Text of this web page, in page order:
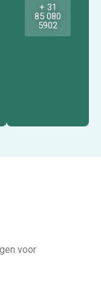
+ 31
85 080
5902
voor